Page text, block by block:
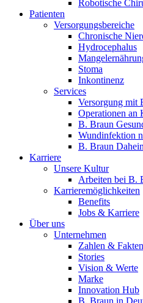
Robotische
Patienten
Versorgungsbereiche
Chronische
Hydrocephalus
Stoma
Inkontinenz
Services
Versorgung mit
Operationen an
B. Braun
Wundinfektion
B. Braun
Karriere
Unsere Kultur
Arbeiten bei B.
Karrieremöglichkeiten
Benefits
Jobs & Karriere
Über uns
Unternehmen
Zahlen & Fakten
Stories
Vision & Werte
Marke
Innovation Hub
B. Braun in